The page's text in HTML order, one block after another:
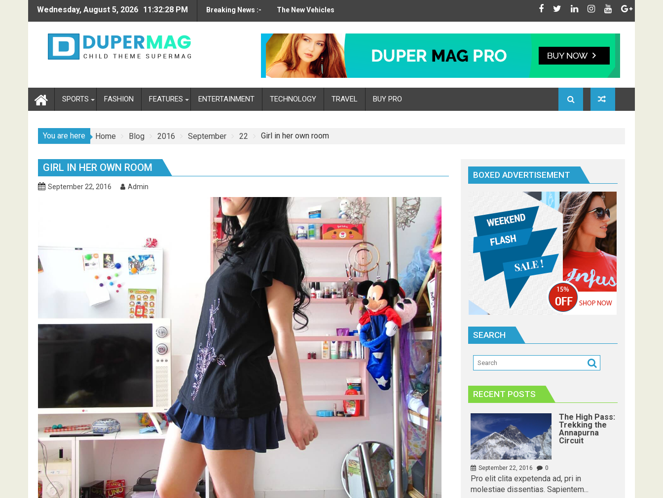
Skip
Wednesday, August 5, 2026 11:32:30 PM Breaking News :- The New Vehicles
SPORTS FASHION FEATURES ENTERTAINMENT TECHNOLOGY TRAVEL BUY PRO
You are here Home Blog 2016 September 22 Girl in her own room
GIRL IN HER OWN ROOM
September 22, 2016 Admin
BOXED ADVERTISEMENT
SEARCH
RECENT POSTS
The High Pass:
Trekking the
Annapurna
Circuit
September 22, 2016 0
Pro elit clita expetenda ad, pri in
molestiae dissentias. Sapientem...